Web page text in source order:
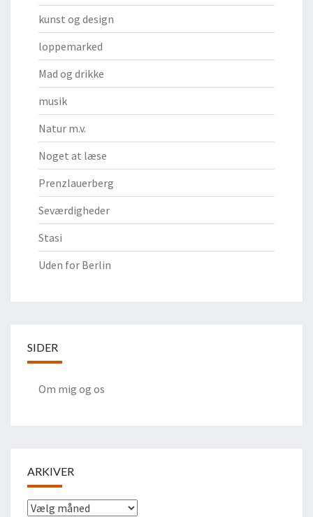
kunst og design
loppemarked
Mad og drikke
musik
Natur m.v.
Noget at læse
Prenzlauerberg
Seværdigheder
Stasi
Uden for Berlin
SIDER
Om mig og os
ARKIVER
Arkiver